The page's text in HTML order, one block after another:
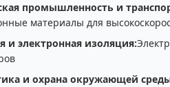
промышленность и
материалы для
и электронная изоляция:
и охрана окружающей